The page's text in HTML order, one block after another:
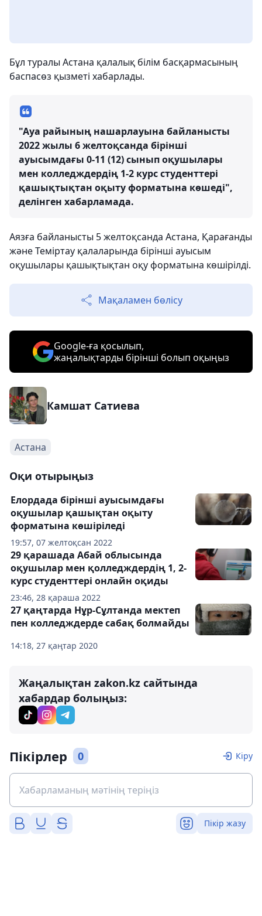
Бұл туралы Астана қалалық білім басқармасының
баспасөз қызметі хабарлады.
"Ауа райының нашарлауына байланысты
2022 жылы 6 желтоқсанда бірінші
ауысымдағы 0-11 (12) сынып оқушылары
мен колледждердің 1-2 курс студенттері
қашықтықтан оқыту форматына көшеді",
делінген хабарламада.
Аязға байланысты 5 желтоқсанда Астана, Қарағанды
және Теміртау қалаларында бірінші ауысым
оқушылары қашықтықтан оқу форматына көшірілді.
Мақаламен бөлісу
Google-ға қосылып,
жаңалықтарды бірінші болып оқыңыз
Камшат Сатиева
Астана
Оқи отырыңыз
19:57, 07 желтоқсан 2022
Елордада бірінші ауысымдағы
оқушылар қашықтан оқыту
форматына көшіріледі
23:46, 28 қараша 2022
29 қарашада Абай облысында
оқушылар мен қолледждердің 1, 2-
курс студенттері онлайн оқиды
14:18, 27 қаңтар 2020
27 қаңтарда Нұр-Сұлтанда мектеп
пен колледждерде сабақ болмайды
Жаңалықтан zakon.kz сайтында
хабардар болыңыз:
Пікірлер 0 Кіру
Пікір жазу